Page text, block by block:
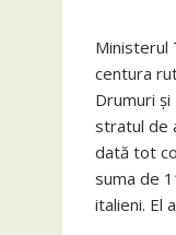
Ministerul
centura
Drumuri
stratul de
dată tot
suma de
italieni. El